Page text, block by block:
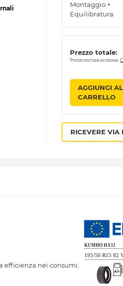
Montaggio +
Equilibratura
Prezzo totale:
Prezzo esclusa ecotassa.
AGGIUNGI AL
CARRELLO
RICEVERE VIA
efficienza nei consumi.